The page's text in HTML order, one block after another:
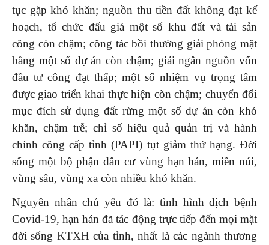
tục gặp khó khăn; nguồn thu tiền đất không đạt kế
hoạch, tổ chức đấu giá một số khu đất và tài sản
công còn chậm; công tác bồi thường giải phóng mặt
bằng một số dự án còn chậm; giải ngân nguồn vốn
đầu tư công đạt thấp; một số nhiệm vụ trọng tâm
được giao triển khai thực hiện còn chậm; chuyển đổi
mục đích sử dụng đất rừng một số dự án còn khó
khăn, chậm trễ; chỉ số hiệu quả quản trị và hành
chính công cấp tỉnh (PAPI) tụt giảm thứ hạng. Đời
sống một bộ phận dân cư vùng hạn hán, miền núi,
vùng sâu, vùng xa còn nhiều khó khăn.
Nguyên nhân chủ yếu đó là: tình hình dịch bệnh
Covid-19, hạn hán đã tác động trực tiếp đến mọi mặt
đời sống KTXH của tỉnh, nhất là các ngành thương